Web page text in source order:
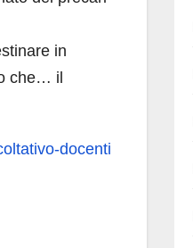
in
che… il
docenti